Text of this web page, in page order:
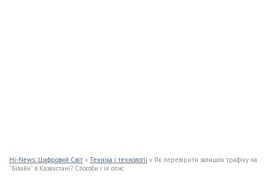
Hi-News: Цифровий Світ » Техніка і технології » Як перевірити залишок трафіку на
"Білайн" в Казахстані? Способи і їх опис